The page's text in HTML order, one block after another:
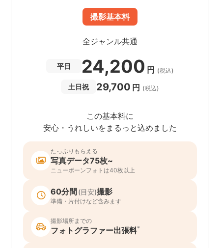
撮影基本料
全ジャンル共通
平日 24,200 円 (税込)
土日祝 29,700 円 (税込)
この基本料に
安心・うれしいをまるっと込めました
たっぷりもらえる
写真データ75枚~
ニューボーンフォトは40枚以上
60分間 (目安)撮影
準備・片付けなど含みます
撮影場所までの
フォトグラファー出張料*